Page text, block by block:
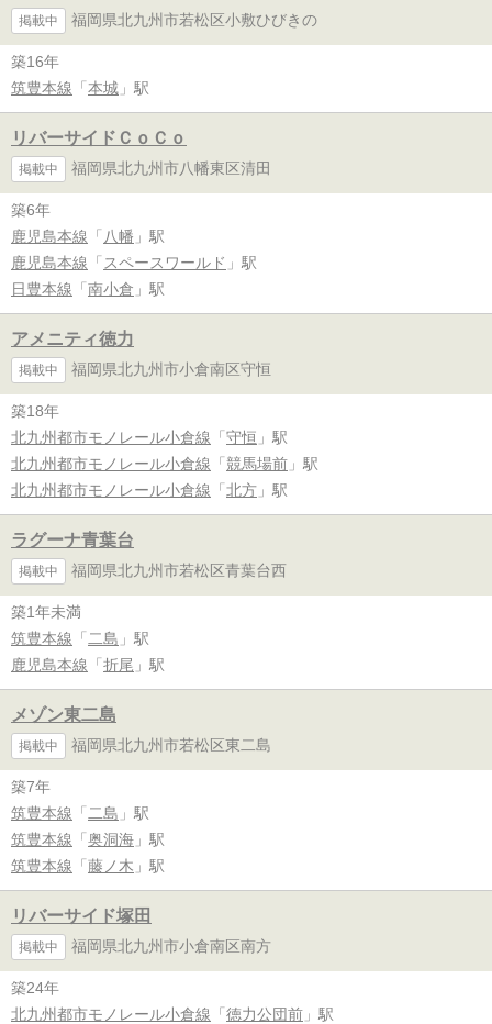
掲載中 福岡県北九州市若松区小敷ひびきの
築16年
筑豊本線 「 本城 」駅
リバーサイドＣｏＣｏ
掲載中 福岡県北九州市八幡東区清田
築6年
鹿児島本線 「 八幡 」駅
鹿児島本線 「 スペースワールド 」駅
日豊本線 「 南小倉 」駅
アメニティ徳力
掲載中 福岡県北九州市小倉南区守恒
築18年
北九州都市モノレール小倉線 「 守恒 」駅
北九州都市モノレール小倉線 「 競馬場前 」駅
北九州都市モノレール小倉線 「 北方 」駅
ラグーナ青葉台
掲載中 福岡県北九州市若松区青葉台西
築1年未満
筑豊本線 「 二島 」駅
鹿児島本線 「 折尾 」駅
メゾン東二島
掲載中 福岡県北九州市若松区東二島
築7年
筑豊本線 「 二島 」駅
筑豊本線 「 奥洞海 」駅
筑豊本線 「 藤ノ木 」駅
リバーサイド塚田
掲載中 福岡県北九州市小倉南区南方
築24年
北九州都市モノレール小倉線 「 徳力公団前 」駅